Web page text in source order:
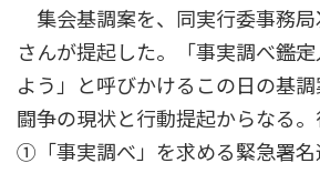
集会基調案を、同実行委事務
さんが提起した。「事実調べ――鑑
よう」と呼びかけるこの日の基
闘争の現状と行動提起からなる。
①「事実調べ」を求める緊急署